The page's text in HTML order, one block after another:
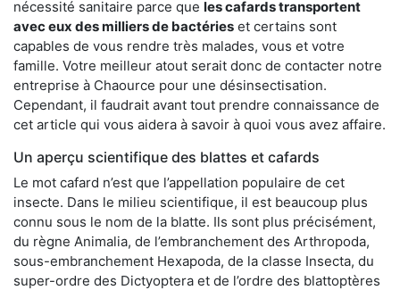
nécessité sanitaire parce que les cafards transportent
avec eux des milliers de bactéries et certains sont
capables de vous rendre très malades, vous et votre
famille. Votre meilleur atout serait donc de contacter notre
entreprise à Chaource pour une désinsectisation.
Cependant, il faudrait avant tout prendre connaissance de
cet article qui vous aidera à savoir à quoi vous avez affaire.
Un aperçu scientifique des blattes et cafards
Le mot cafard n’est que l’appellation populaire de cet
insecte. Dans le milieu scientifique, il est beaucoup plus
connu sous le nom de la blatte. Ils sont plus précisément,
du règne Animalia, de l’embranchement des Arthropoda,
sous-embranchement Hexapoda, de la classe Insecta, du
super-ordre des Dictyoptera et de l’ordre des blattoptères